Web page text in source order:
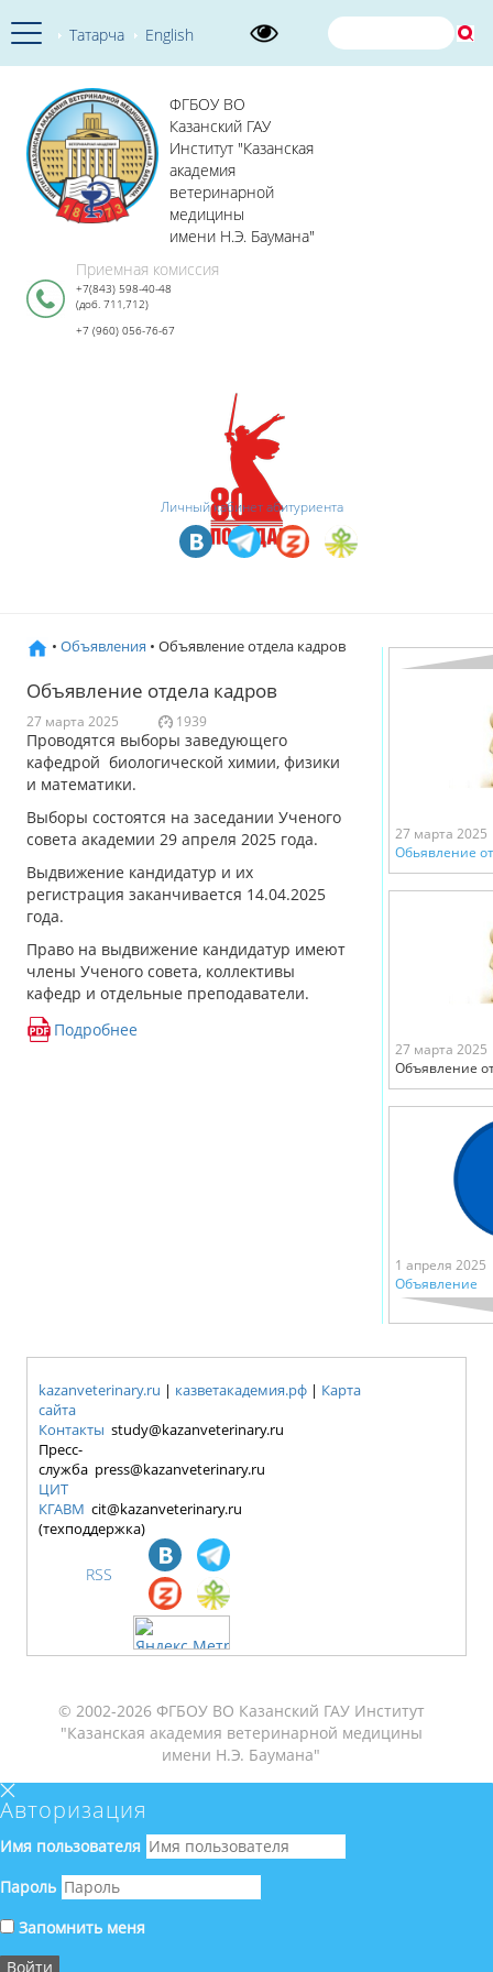
Татарча English
ФГБОУ ВО
Казанский ГАУ
Институт "Казанская
академия
ветеринарной
медицины
имени Н.Э. Баумана"
Приемная комиссия
+7(843) 598-40-48
(доб. 711,712)
+7 (960) 056-76-67
Личный кабинет абитуриента
• Объявления • Объявление отдела кадров
Объявление отдела кадров
27 марта 2025 1939
Проводятся выборы заведующего
кафедрой биологической химии, физики
и математики.
Выборы состоятся на заседании Ученого
совета академии 29 апреля 2025 года.
Выдвижение кандидатур и их
регистрация заканчивается 14.04.2025
года.
Право на выдвижение кандидатур имеют
члены Ученого совета, коллективы
кафедр и отдельные преподаватели.
Подробнее
27 марта 2025
Обьявление
27 марта 2025
Объявление
1 апреля 2025
Объявление
kazanveterinary.ru | казветакадемия.рф | Карта
сайта
Контакты study@kazanveterinary.ru
Пресс-
служба press@kazanveterinary.ru
ЦИТ
КГАВМ cit@kazanveterinary.ru
(техподдержка)
RSS
© 2002-2026 ФГБОУ ВО Казанский ГАУ Институт
"Казанская академия ветеринарной медицины
имени Н.Э. Баумана"
Авторизация
Имя пользователя
Пароль
Запомнить меня